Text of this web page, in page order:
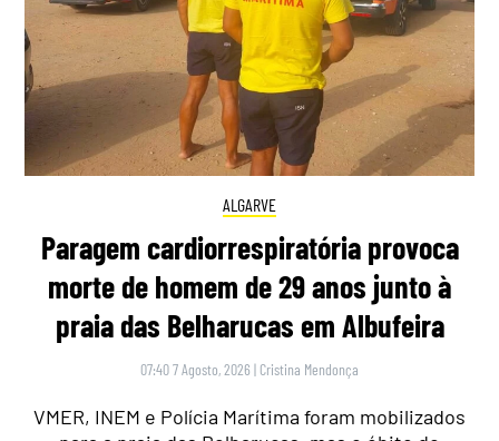
ALGARVE
Paragem cardiorrespiratória provoca
morte de homem de 29 anos junto à
praia das Belharucas em Albufeira
07:40 7 Agosto, 2026 | Cristina Mendonça
VMER, INEM e Polícia Marítima foram mobilizados